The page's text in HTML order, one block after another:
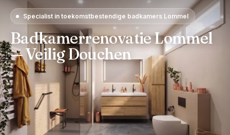
Specialist in toekomstbestendige badkamers Lommel
Badkamerrenovatie Lommel
— Veilig Douchen